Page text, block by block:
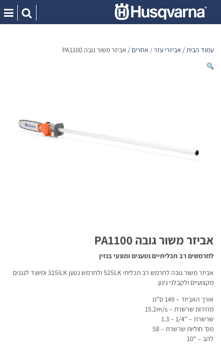
content
עמוד הבית/ אביזרי עזר/ אחרים / אביזר משור גובה PA1100
אביזר משור גובה PA1100
לחרמשים רב תכליתיים נטענים ומונעי בנזין
אביזר משור גובה לחרמש רב תכליתי 525LK ולחרמש נטען 325iLK ומיועד לגננים
מקצועיים ולקבלני גינון.
אורך האביזר – 149 ס”מ
מהירות שרשרת – 15.2m/s
שרשרת – "1/4 – 1.3
מס' חוליות שרשרת – 58
להב – “10